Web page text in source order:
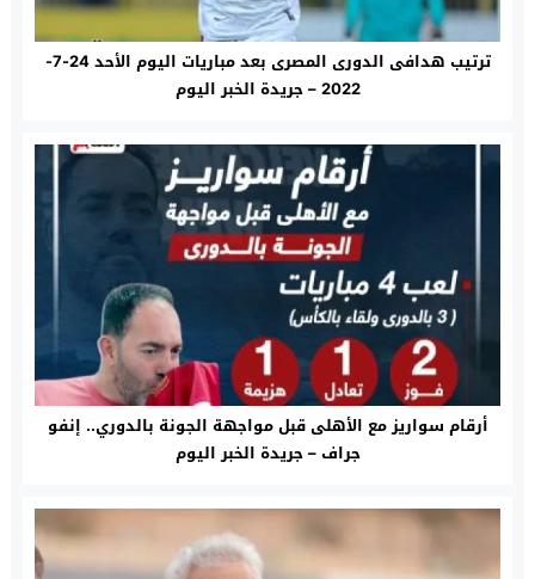
ترتيب هدافى الدورى المصرى بعد مباريات اليوم الأحد 24-7-
2022 – جريدة الخبر اليوم
أرقام سواريز مع الأهلى قبل مواجهة الجونة بالدوري.. إنفو
جراف – جريدة الخبر اليوم